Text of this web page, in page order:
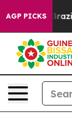
AGP PICKS
Brazil